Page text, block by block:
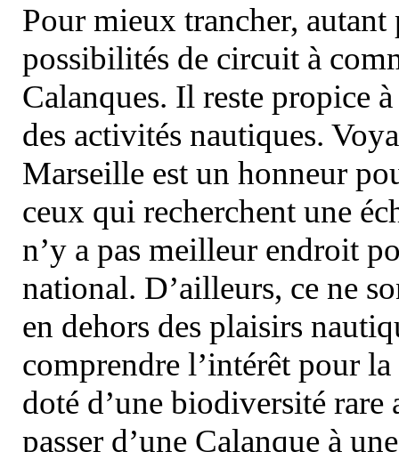
Pour mieux trancher, autant
possibilités de circuit à
Calanques. Il reste propice
des activités nautiques.
Marseille est un honneur
ceux qui recherchent une
n’y a pas meilleur endroit
national. D’ailleurs, ce ne
en dehors des plaisirs
comprendre l’intérêt pour
doté d’une biodiversité
passer d’une Calanque à